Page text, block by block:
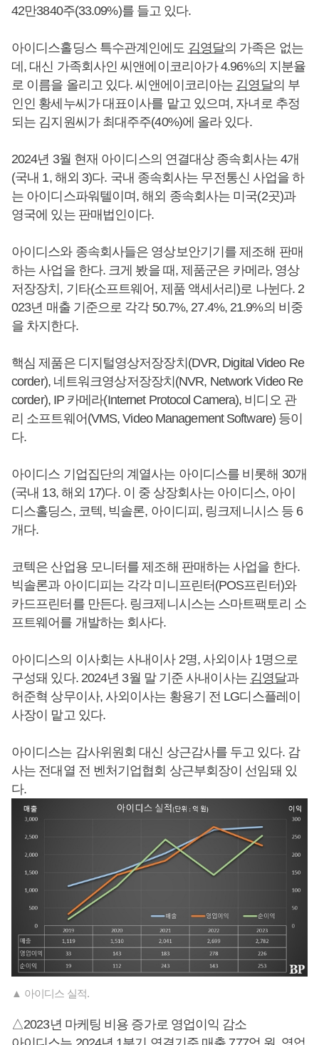
42만3840주(33.09%)를 들고 있다.
아이디스홀딩스 특수관계인에도 김영달의 가족은 없는
데, 대신 가족회사인 씨앤에이코리아가 4.96%의 지분율
로 이름을 올리고 있다. 씨앤에이코리아는 김영달의 부
인인 황세누씨가 대표이사를 맡고 있으며, 자녀로 추정
되는 김지원씨가 최대주주(40%)에 올라 있다.
2024년 3월 현재 아이디스의 연결대상 종속회사는 4개
(국내 1, 해외 3)다. 국내 종속회사는 무전통신 사업을 하
는 아이디스파워텔이며, 해외 종속회사는 미국(2곳)과
영국에 있는 판매법인이다.
아이디스와 종속회사들은 영상보안기기를 제조해 판매
하는 사업을 한다. 크게 봤을 때, 제품군은 카메라, 영상
저장장치, 기타(소프트웨어, 제품 액세서리)로 나뉜다. 2
023년 매출 기준으로 각각 50.7%, 27.4%, 21.9%의 비중
을 차지한다.
핵심 제품은 디지털영상저장장치(DVR, Digital Video Re
corder), 네트워크영상저장장치(NVR, Network Video Re
corder), IP 카메라(Internet Protocol Camera), 비디오 관
리 소프트웨어(VMS, Video Management Software) 등이
다.
아이디스 기업집단의 계열사는 아이디스를 비롯해 30개
(국내 13, 해외 17)다. 이 중 상장회사는 아이디스, 아이
디스홀딩스, 코텍, 빅솔론, 아이디피, 링크제니시스 등 6
개다.
코텍은 산업용 모니터를 제조해 판매하는 사업을 한다.
빅솔론과 아이디피는 각각 미니프린터(POS프린터)와
카드프린터를 만든다. 링크제니시스는 스마트팩토리 소
프트웨어를 개발하는 회사다.
아이디스의 이사회는 사내이사 2명, 사외이사 1명으로
구성돼 있다. 2024년 3월 말 기준 사내이사는 김영달과
허준혁 상무이사, 사외이사는 황용기 전 LG디스플레이
사장이 맡고 있다.
아이디스는 감사위원회 대신 상근감사를 두고 있다. 감
사는 전대열 전 벤처기업협회 상근부회장이 선임돼 있
다.
▲ 아이디스 실적.
△2023년 마케팅 비용 증가로 영업이익 감소